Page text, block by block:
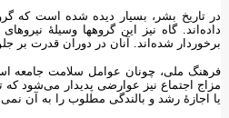
در تاریخ بشر، بسیار دیده شده است که
داده‌اند. گاه نیز این گروهها وسیلۀ
برخوردار شده‌اند. آنان در دوران قدرت بر
فرهنگ ملی، چونان عوامل سلامت جامعه
مزاج اجتماع نیز عوارضی پدیدار می‌شود
یا اجازۀ رشد و بالندگی مطلوب را به آن